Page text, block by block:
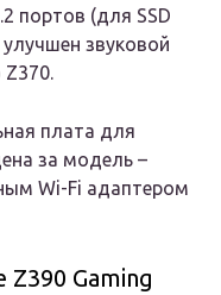
портов (для SSD
звуковой
плата для
за модель –
Wi-Fi адаптером
Z390 Gaming